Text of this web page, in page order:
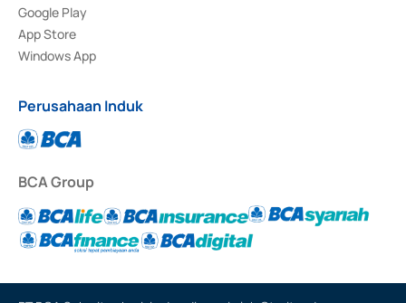
Google Play
App Store
Windows App
Perusahaan Induk
BCA Group